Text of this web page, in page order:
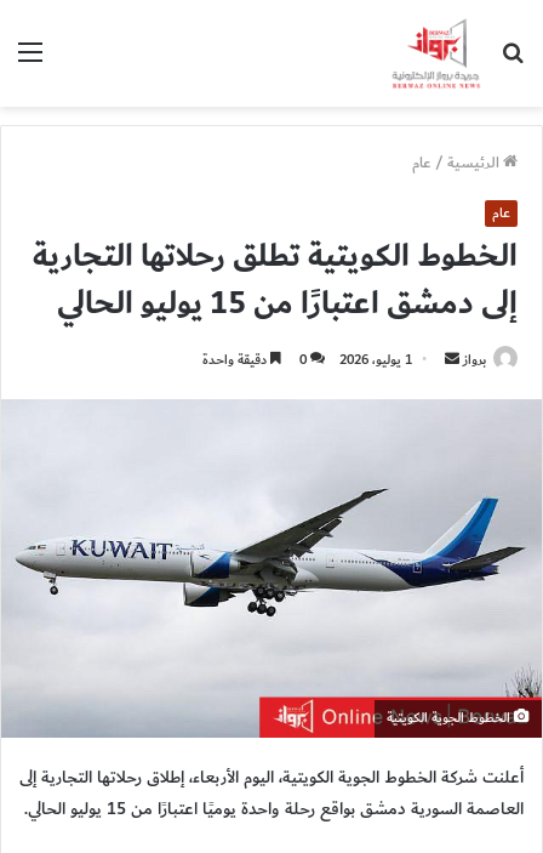
الرئيسية/عام
عام
الخطوط الكويتية تطلق رحلاتها التجارية
إلى دمشق اعتبارًا من 15 يوليو الحالي
برواز
أرسل 1 يوليو، 2026 0 دقيقة واحدة
الخطوط الجوية الكويتية
أعلنت شركة الخطوط الجوية الكويتية، اليوم الأربعاء، إطلاق رحلاتها التجارية إلى
العاصمة السورية دمشق بواقع رحلة واحدة يوميًا اعتبارًا من 15 يوليو الحالي.